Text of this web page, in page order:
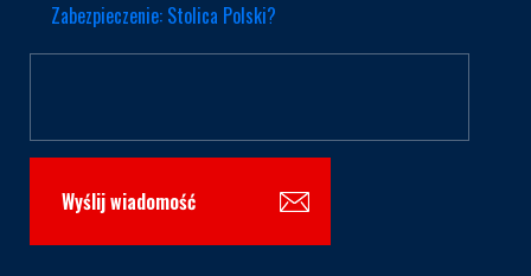
Zabezpieczenie: Stolica Polski?